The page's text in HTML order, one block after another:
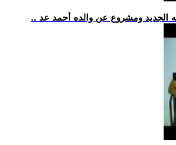
الجديد ومشروع عن والده أحمد عد